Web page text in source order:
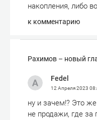
накопления, либо
к комментарию
Рахимов – новый
Fedel
12 Апреля 2023
ну и зачем!? Это
не продажи, где за